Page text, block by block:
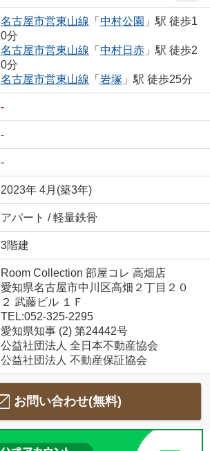
名古屋市営東山線 「 中村公園 」駅 徒歩1
0分
名古屋市営東山線 「 中村日赤」駅 徒歩2
0分
名古屋市営東山線 「 岩塚 」駅 徒歩25分
-
-
-
2023年 4月(築3年)
アパート / 軽量鉄骨
3階建
Room Collection 部屋コレ 高畑店
愛知県名古屋市中川区高畑２丁目２０
２ 武藤ビル １Ｆ
TEL:052-325-2295
愛知県知事 (2) 第24442号
公益社団法人 全日本不動産協会
公益社団法人 不動産保証協会
お問い合わせ(無料)